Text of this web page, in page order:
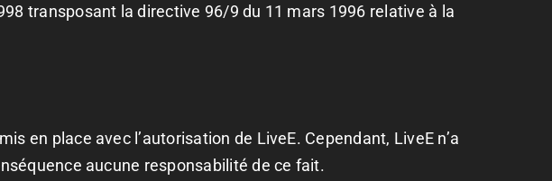
transposant la directive 96/9 du 11 mars 1996 relative à la
en place avec l’autorisation de LiveE. Cependant, LiveE n’a
aucune responsabilité de ce fait.